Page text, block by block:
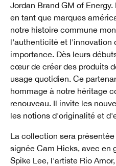
Jordan Brand GM of
en tant que marques
notre histoire commune
l'authenticité et l'innovation
importance. Dès leurs
cœur de créer des produits
usage quotidien. Ce
hommage à notre héritage
renouveau. Il invite les
les notions d'originalité et
La collection sera
signée Cam Hicks, avec en
Spike Lee, l'artiste Rio